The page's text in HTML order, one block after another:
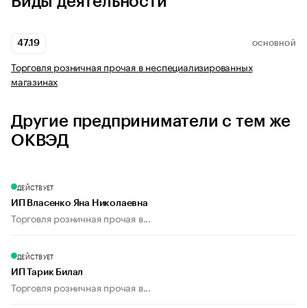
47.19 ОСНОВНОЙ
Торговля розничная прочая в неспециализированных
магазинах
Другие предприниматели с тем же
ОКВЭД
ДЕЙСТВУЕТ
ИП Власенко Яна Николаевна
Торговля розничная прочая в...
ДЕЙСТВУЕТ
ИП Тарик Билал
Торговля розничная прочая в...